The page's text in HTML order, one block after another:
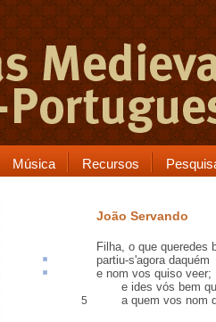
Música Recursos
João Servando
Filha, o que queredes
partiu-s'agora daquém
e nom vos quiso veer;
e ides vós bem
5 a quem vos nom